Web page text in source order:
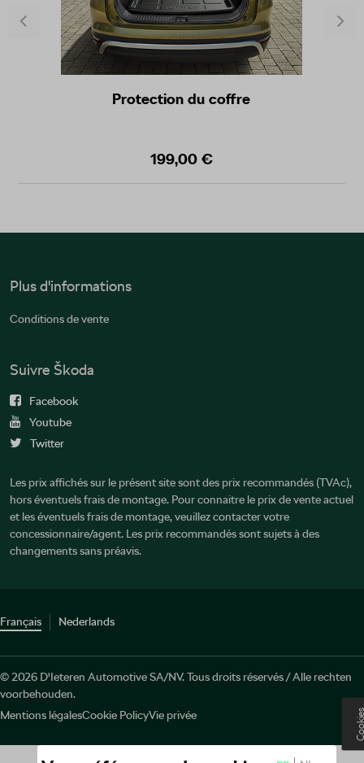
Protection du coffre
199,00 €
Plus d'informations
Conditions de vente
Suivre Škoda
Facebook
Youtube
Twitter
Les prix affichés sur le présent site sont des prix recommandés (TVAc),
hors éventuels frais de montage. Pour connaitre le prix de vente actuel
et les éventuels frais de montage, veuillez contacter votre
concessionnaire/agent. Les prix recommandés sont sujets à des
changements sans préavis.
Français Nederlands
© 2026 D'Ieteren Automotive SA/NV. Tous droits réservés / Alle rechten
voorbehouden.
Mentions légalesCookie PolicyVie privée